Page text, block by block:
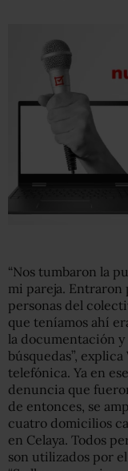
“Nos tumbaron la
mi pareja. Entraron
personas del
que teníamos ahí
la documentación y
búsquedas”,
telefónica. Ya en
denuncia que
de entonces, se
cuatro domicilios
en Celaya. Todos
son utilizados por